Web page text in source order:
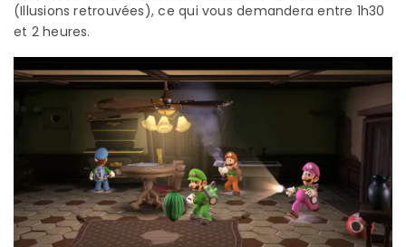
(Illusions retrouvées), ce qui vous demandera entre 1h30
et 2 heures.